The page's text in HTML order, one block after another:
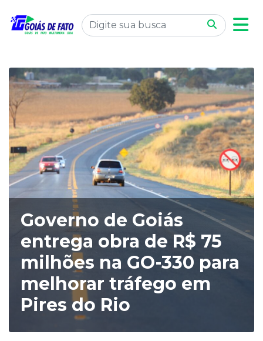
Governo de Goiás
entrega obra de R$ 75
milhões na GO-330 para
melhorar tráfego em
Pires do Rio